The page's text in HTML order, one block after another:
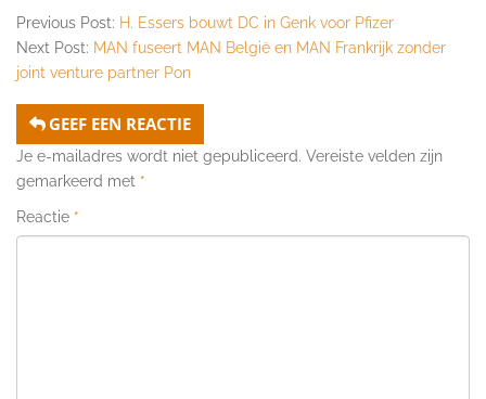
Previous Post: H. Essers bouwt DC in Genk voor Pfizer
Next Post: MAN fuseert MAN België en MAN Frankrijk zonder
joint venture partner Pon
GEEF EEN REACTIE
Je e-mailadres wordt niet gepubliceerd. Vereiste velden zijn
gemarkeerd met *
Reactie *